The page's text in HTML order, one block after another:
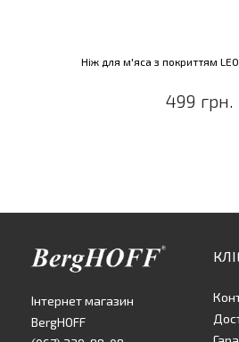
Ніж для м'яса з покриттям LEO
499 грн.
Інтернет магазин
BergHOFF